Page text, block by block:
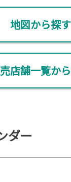
地図から探す
店舗一覧か
ダー